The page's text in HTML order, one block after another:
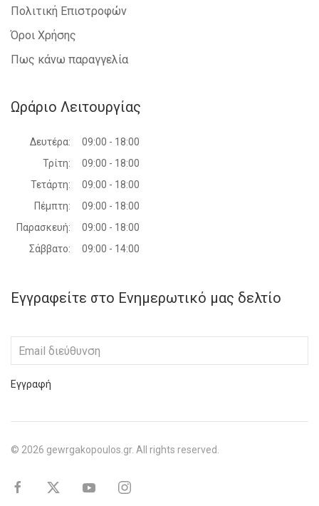
Πολιτική Επιστροφών
Όροι Χρήσης
Πως κάνω παραγγελία
Ωράριο Λειτουργίας
Δευτέρα:
09:00 - 18:00
Τρίτη:
09:00 - 18:00
Τετάρτη:
09:00 - 18:00
Πέμπτη:
09:00 - 18:00
Παρασκευή:
09:00 - 18:00
Σάββατο:
09:00 - 14:00
Εγγραφείτε στο Ενημερωτικό μας δελτίο
Εγγραφή
© 2026 gewrgakopoulos.gr. All rights reserved.